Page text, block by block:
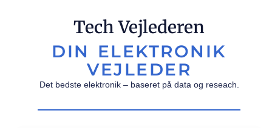
Tech Vejlederen
DIN ELEKTRONIK
VEJLEDER
Det bedste elektronik – baseret på data og reseach.